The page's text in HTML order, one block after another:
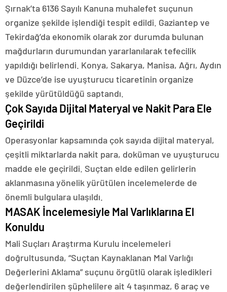
Şırnak’ta 6136 Sayılı Kanuna muhalefet suçunun
organize şekilde işlendiği tespit edildi. Gaziantep ve
Tekirdağ’da ekonomik olarak zor durumda bulunan
mağdurların durumundan yararlanılarak tefecilik
yapıldığı belirlendi. Konya, Sakarya, Manisa, Ağrı, Aydın
ve Düzce’de ise uyuşturucu ticaretinin organize
şekilde yürütüldüğü saptandı.
Çok Sayıda Dijital Materyal ve Nakit Para Ele
Geçirildi
Operasyonlar kapsamında çok sayıda dijital materyal,
çeşitli miktarlarda nakit para, doküman ve uyuşturucu
madde ele geçirildi. Suçtan elde edilen gelirlerin
aklanmasına yönelik yürütülen incelemelerde de
önemli bulgulara ulaşıldı.
MASAK İncelemesiyle Mal Varlıklarına El
Konuldu
Mali Suçları Araştırma Kurulu incelemeleri
doğrultusunda, “Suçtan Kaynaklanan Mal Varlığı
Değerlerini Aklama” suçunu örgütlü olarak işledikleri
değerlendirilen şüphelilere ait 4 taşınmaz, 6 araç ve